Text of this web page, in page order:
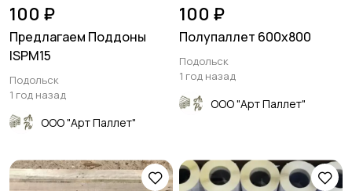
100 ₽
Предлагаем Поддоны
ISPM15
Подольск
1 год назад
ООО "Арт Паллет"
100 ₽
Полупаллет 600х800
Подольск
1 год назад
ООО "Арт Паллет"